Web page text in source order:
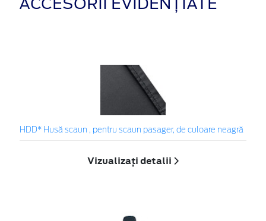
HDD* Husă scaun , pentru scaun pasager, de culoare neagră
Vizualizați detalii